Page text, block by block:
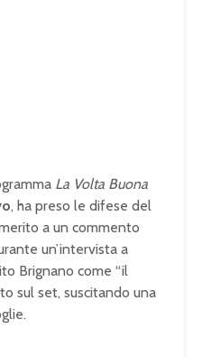
La Volta Buona
, ha preso le difese del
a un commento
un’intervista a
Brignano come “il
sul set, suscitando una